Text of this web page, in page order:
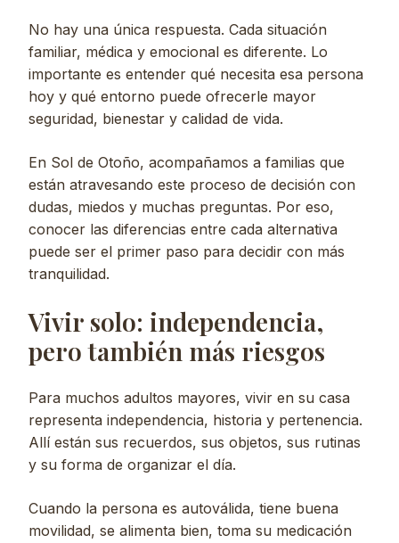
No hay una única respuesta. Cada situación
familiar, médica y emocional es diferente. Lo
importante es entender qué necesita esa persona
hoy y qué entorno puede ofrecerle mayor
seguridad, bienestar y calidad de vida.
En Sol de Otoño, acompañamos a familias que
están atravesando este proceso de decisión con
dudas, miedos y muchas preguntas. Por eso,
conocer las diferencias entre cada alternativa
puede ser el primer paso para decidir con más
tranquilidad.
Vivir solo: independencia,
pero también más riesgos
Para muchos adultos mayores, vivir en su casa
representa independencia, historia y pertenencia.
Allí están sus recuerdos, sus objetos, sus rutinas
y su forma de organizar el día.
Cuando la persona es autoválida, tiene buena
movilidad, se alimenta bien, toma su medicación